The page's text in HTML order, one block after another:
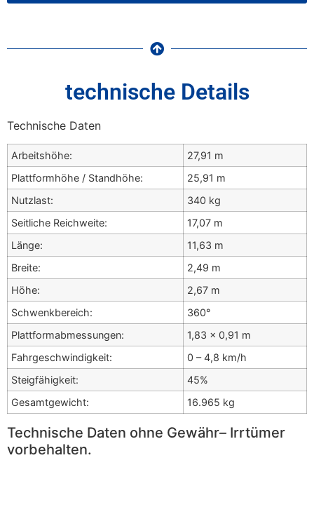
technische Details
Technische Daten
Arbeitshöhe:
27,91 m
Plattformhöhe / Standhöhe:
25,91 m
Nutzlast:
340 kg
Seitliche Reichweite:
17,07 m
Länge:
11,63 m
Breite:
2,49 m
Höhe:
2,67 m
Schwenkbereich:
360°
Plattformabmessungen:
1,83 x 0,91 m
Fahrgeschwindigkeit:
0 – 4,8 km/h
Steigfähigkeit:
45%
Gesamtgewicht:
16.965 kg
Technische Daten ohne Gewähr– Irrtümer
vorbehalten.